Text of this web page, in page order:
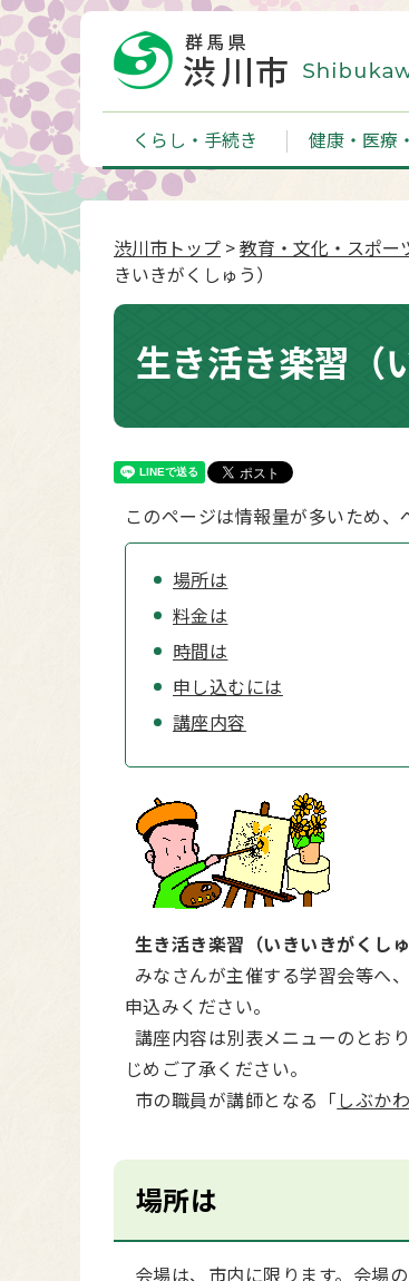
くらし・手続き 健康・医療
渋川市トップ >教育・文化・スポー
きいきがくしゅう）
生き活き楽習（
このページは情報量が多いため、
場所は
料金は
時間は
申し込むには
講座内容
生き活き楽習（いきいきがくし
みなさんが主催する学習会等へ
申込みください。
講座内容は別表メニューのとお
じめご了承ください。
市の職員が講師となる「しぶか
場所は
会場は、市内に限ります。会場